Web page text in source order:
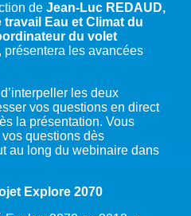
de Jean-Luc REDAUD,
Eau et Climat du
du volet
, présentera les avancées
les deux
vos questions en direct
la présentation. Vous
questions dès
au long du webinaire dans
Explore 2070